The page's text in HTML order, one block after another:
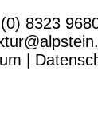
8323
|